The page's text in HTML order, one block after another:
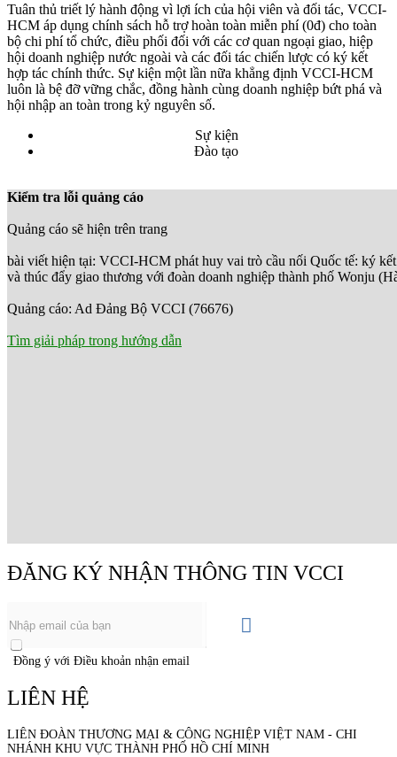
Tuân thủ triết lý hành động vì lợi ích của hội viên và đối tác, VCCI-
HCM áp dụng chính sách hỗ trợ hoàn toàn miễn phí (0đ) cho toàn
bộ chi phí tổ chức, điều phối đối với các cơ quan ngoại giao, hiệp
hội doanh nghiệp nước ngoài và các đối tác chiến lược có ký kết
hợp tác chính thức. Sự kiện một lần nữa khẳng định VCCI-HCM
luôn là bệ đỡ vững chắc, đồng hành cùng doanh nghiệp bứt phá và
hội nhập an toàn trong kỷ nguyên số.
Sự kiện
Đào tạo
Kiểm tra lỗi quảng cáo
Quảng cáo sẽ hiện trên trang
bài viết hiện tại: VCCI-HCM phát huy vai trò cầu nối Quốc tế: ký
và thúc đẩy giao thương với đoàn doanh nghiệp thành phố Wonju
Quảng cáo: Ad Đảng Bộ VCCI (76676)
Tìm giải pháp trong hướng dẫn
ĐĂNG KÝ NHẬN THÔNG TIN VCCI
Đồng ý với Điều khoản nhận email
LIÊN HỆ
LIÊN ĐOÀN THƯƠNG MẠI & CÔNG NGHIỆPVIỆT NAM - CHI
NHÁNH KHU VỰC THÀNH PHỐ HỒ CHÍ MINH